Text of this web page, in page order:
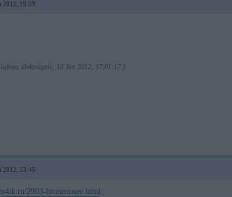
2012, 16:59
divkosigais, 10 Jan 2012, 17:01:17 ]
2012, 23:45
2903-bronenosec.html